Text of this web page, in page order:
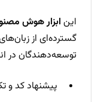
اینابزار هوش
گسترده‌ای از
توسعه‌دهندگان در
پیشنهاد کد و